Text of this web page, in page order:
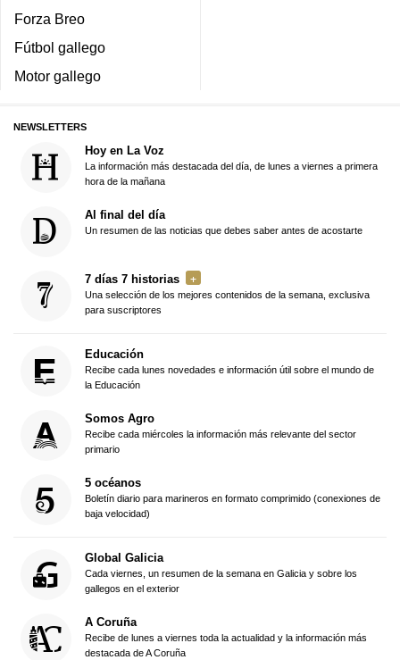
Forza Breo
Fútbol gallego
Motor gallego
NEWSLETTERS
Hoy en La Voz
La información más destacada del día, de lunes a viernes a primera
hora de la mañana
Al final del día
Un resumen de las noticias que debes saber antes de acostarte
7 días 7 historias
Una selección de los mejores contenidos de la semana, exclusiva
para suscriptores
Educación
Recibe cada lunes novedades e información útil sobre el mundo de
la Educación
Somos Agro
Recibe cada miércoles la información más relevante del sector
primario
5 océanos
Boletín diario para marineros en formato comprimido (conexiones de
baja velocidad)
Global Galicia
Cada viernes, un resumen de la semana en Galicia y sobre los
gallegos en el exterior
A Coruña
Recibe de lunes a viernes toda la actualidad y la información más
destacada de A Coruña